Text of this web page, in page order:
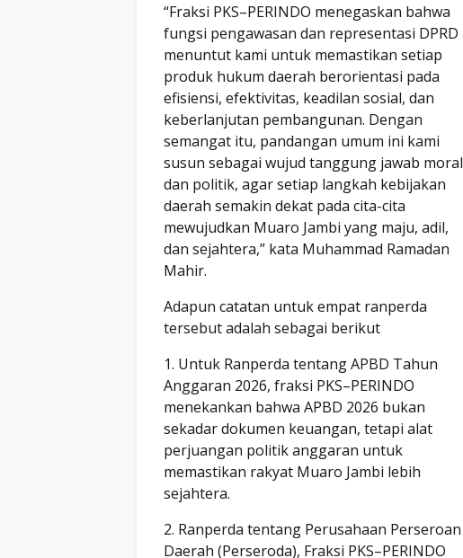
“Fraksi PKS–PERINDO menegaskan bahwa
fungsi pengawasan dan representasi DPRD
menuntut kami untuk memastikan setiap
produk hukum daerah berorientasi pada
efisiensi, efektivitas, keadilan sosial, dan
keberlanjutan pembangunan. Dengan
semangat itu, pandangan umum ini kami
susun sebagai wujud tanggung jawab moral
dan politik, agar setiap langkah kebijakan
daerah semakin dekat pada cita-cita
mewujudkan Muaro Jambi yang maju, adil,
dan sejahtera,” kata Muhammad Ramadan
Mahir.
Adapun catatan untuk empat ranperda
tersebut adalah sebagai berikut
1. Untuk Ranperda tentang APBD Tahun
Anggaran 2026, fraksi PKS–PERINDO
menekankan bahwa APBD 2026 bukan
sekadar dokumen keuangan, tetapi alat
perjuangan politik anggaran untuk
memastikan rakyat Muaro Jambi lebih
sejahtera.
2. Ranperda tentang Perusahaan Perseroan
Daerah (Perseroda), Fraksi PKS–PERINDO